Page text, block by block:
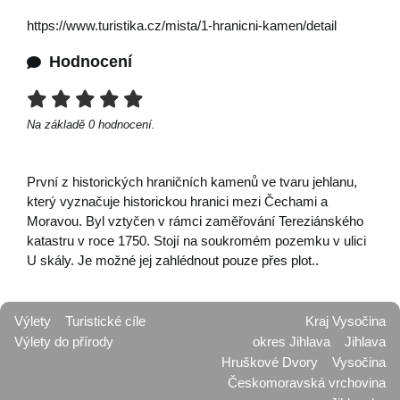
https://www.turistika.cz/mista/1-hranicni-kamen/detail
Hodnocení
Na základě 0 hodnocení.
První z historických hraničních kamenů ve tvaru jehlanu,
který vyznačuje historickou hranici mezi Čechami a
Moravou. Byl vztyčen v rámci zaměřování Tereziánského
katastru v roce 1750. Stojí na soukromém pozemku v ulici
U skály. Je možné jej zahlédnout pouze přes plot..
Výlety
Turistické cíle
Výlety do přírody
Kraj Vysočina
okres Jihlava
Jihlava
Hruškové Dvory
Vysočina
Českomoravská vrchovina